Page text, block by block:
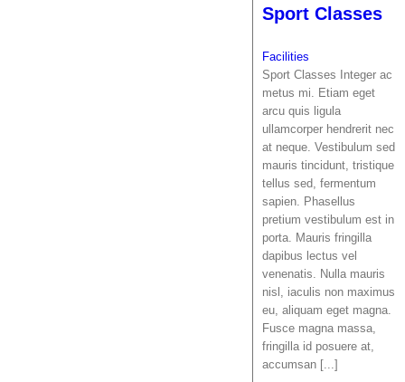
Sport Classes
Facilities
Sport Classes Integer ac
metus mi. Etiam eget
arcu quis ligula
ullamcorper hendrerit nec
at neque. Vestibulum sed
mauris tincidunt, tristique
tellus sed, fermentum
sapien. Phasellus
pretium vestibulum est in
porta. Mauris fringilla
dapibus lectus vel
venenatis. Nulla mauris
nisl, iaculis non maximus
eu, aliquam eget magna.
Fusce magna massa,
fringilla id posuere at,
accumsan [...]